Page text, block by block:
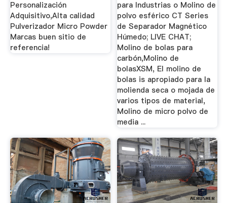
Personalización
Adquisitivo,Alta calidad
Pulverizador Micro Powder
Marcas buen sitio de
referencia!
para Industrias o Molino de
polvo esférico CT Series
de Separador Magnético
Húmedo; LIVE CHAT;
Molino de bolas para
carbón,Molino de
bolasXSM, El molino de
bolas is apropiado para la
molienda seca o mojada de
varios tipos de material,
Molino de micro polvo de
media ...